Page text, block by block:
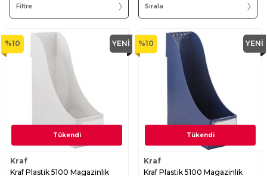
Filtre Sırala
%10 YENI
Tükendi
Kraf
Kraf Plastik 5100 Magazinlik
%10 YENI
Tükendi
Kraf
Kraf Plastik 5100 Magazinlik